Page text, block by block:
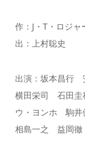
作：J・T・ロジ
出：上村聡史
出演：坂本昌行
横田栄司 石田
ウ・ヨンホ 駒
相島一之 益岡徹